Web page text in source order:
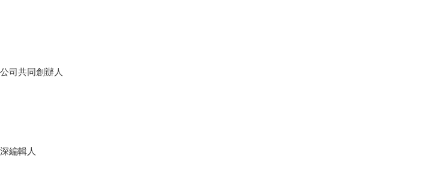
司共同創辦人
編輯人